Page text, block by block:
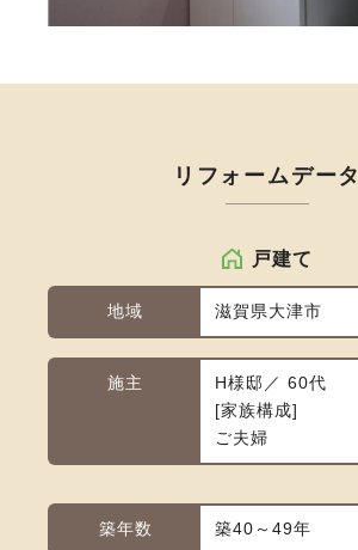
リフォームデータ
戸建て
地域 滋賀県大津市
施主
H様邸／ 60代
家族構成
ご夫婦
築年数 築40～49年